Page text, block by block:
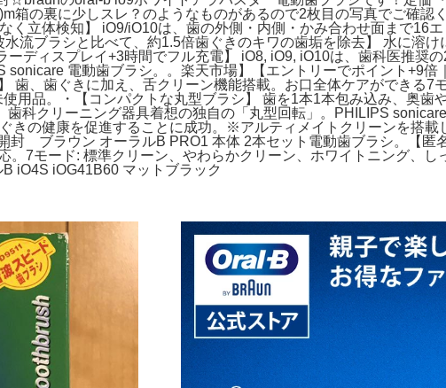
箱の裏に少しスレ？のようなものがあるので2枚目の写真でご確認
立体検知】 iO9/iO10は、歯の外側・内側・かみ合わせ面まで16エ
流ブラシと比べて、約1.5倍歯ぐきのキワの歯垢を除去】 水に溶け
ディスプレイ+3時間でフル充電】 iO8, iO9, iO10は、歯科医推奨
電動歯ブラシ。。楽天市場】【エントリーでポイント+9倍
歯、歯ぐきに加え、舌クリーン機能搭載。お口全体ケアができる7
用品。・【コンパクトな丸型ブラシ】 歯を1本1本包み込み、奥歯
科クリーニング器具着想の独自の「丸型回転」。PHILIPS
の健康を促進することに成功。※アルティメイトクリーンを搭載
封 ブラウン オーラルB PRO1 本体 2本セット電動歯ブラシ。【匿
。7モード: 標準クリーン、やわらかクリーン、ホワイトニング、し
iO4S iOG41B60 マットブラック